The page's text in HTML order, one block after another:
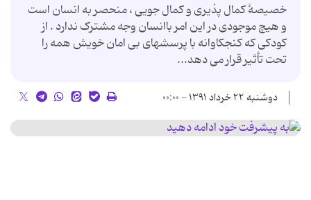
خصیصۀ کمال پذیری و کمال جویی ، منحصر به انسان است
و هیچ موجودی در این امر باانسان وجه مشترک ندارد . از
کودکی که کنجکاوانه با پرسشهای بی امان خویش همه را
تحت تأثیر قرار می دهد...
دوشنبه ۲۲ خرداد ۱۳۹۱ - ۰۰:۰۰